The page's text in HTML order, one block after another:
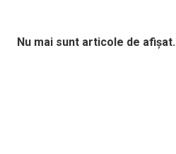
Nu mai sunt articole de afișat.